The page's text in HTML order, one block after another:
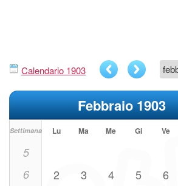
Calendario 1903
Febbraio 1903
Settimana Lu Ma Me Gi Ve
5
6 2 3 4 5 6